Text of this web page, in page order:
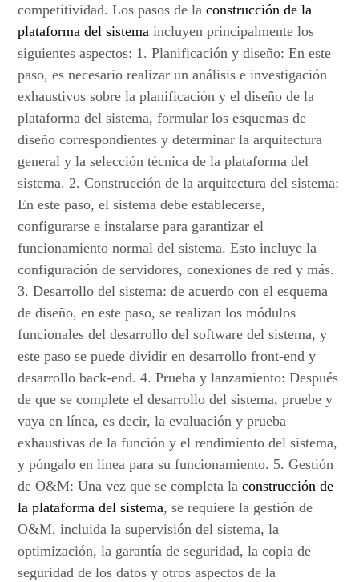
competitividad. Los pasos de laconstrucción de la
plataforma del sistema incluyen principalmente los
siguientes aspectos: 1. Planificación y diseño: En este
paso, es necesario realizar un análisis e investigación
exhaustivos sobre la planificación y el diseño de la
plataforma del sistema, formular los esquemas de
diseño correspondientes y determinar la arquitectura
general y la selección técnica de la plataforma del
sistema. 2. Construcción de la arquitectura del sistema:
En este paso, el sistema debe establecerse,
configurarse e instalarse para garantizar el
funcionamiento normal del sistema. Esto incluye la
configuración de servidores, conexiones de red y más.
3. Desarrollo del sistema: de acuerdo con el esquema
de diseño, en este paso, se realizan los módulos
funcionales del desarrollo del software del sistema, y
este paso se puede dividir en desarrollo front-end y
desarrollo back-end. 4. Prueba y lanzamiento: Después
de que se complete el desarrollo del sistema, pruebe y
vaya en línea, es decir, la evaluación y prueba
exhaustivas de la función y el rendimiento del sistema,
y póngalo en línea para su funcionamiento. 5. Gestión
de O&M: Una vez que se completa laconstrucción de
la plataforma del sistema, se requiere la gestión de
O&M, incluida la supervisión del sistema, la
optimización, la garantía de seguridad, la copia de
seguridad de los datos y otros aspectos de la